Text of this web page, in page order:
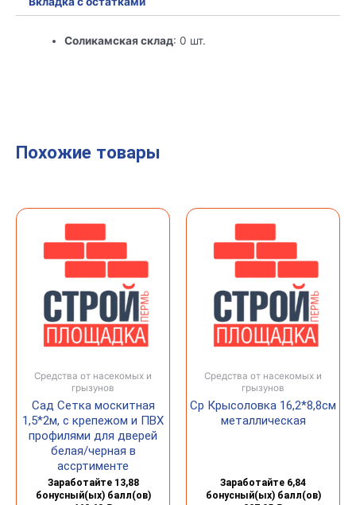
Соликамская склад: 0 шт.
Похожие товары
Средства от насекомых и
грызунов
Сад Сетка москитная
1,5*2м, с крепежом и ПВХ
профилями для дверей
белая/черная в
ассртименте
Заработайте 13,88
бонусный(ых) балл(ов)
Средства от насекомых и
грызунов
Ср Крысоловка 16,2*8,8см
металлическая
Заработайте 6,84
бонусный(ых) балл(ов)